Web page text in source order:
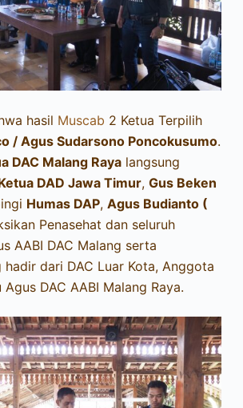
hasil Muscab 2 Ketua Terpilih
/ Agus Sudarsono Poncokusumo.
DAC Malang Rayalangsung
DAD Jawa Timur, Gus Beken
Humas DAP, Agus Budianto (
Penasehat dan seluruh
AABI DAC Malang serta
hadir dari DAC Luar Kota, Anggota
DAC AABI Malang Raya.